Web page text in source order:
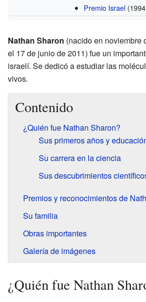
Premio Israel
Nathan Sharon (nacido en noviembre
el 17 de junio de 2011) fue un
israelí. Se dedicó a estudiar las
vivos.
Contenido
¿Quién fue Nathan Sharon?
Sus primeros años y
Su carrera en la ciencia
Sus descubrimientos
Premios y reconocimientos de
Su familia
Obras importantes
Galería de imágenes
¿Quién fue Nathan